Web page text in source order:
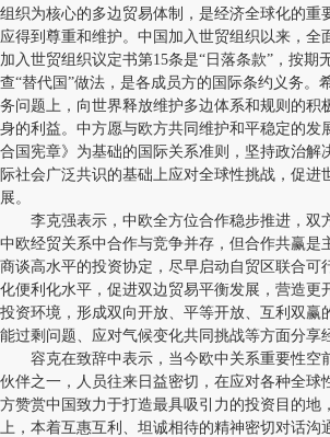
组织为核心的多边贸易体制，是经济全球化的重
应得到尊重和维护。中国加入世贸组织以来，全
加入世贸组织议定书第15条是“日落条款”，按期
查“替代国”做法，是各成员方的国际条约义务。
务问题上，向世界释放维护多边体系和规则的积
身的利益。中方愿与欧方共同维护和平稳定的发
合国宪章》为基础的国际关系准则，坚持政治解
际社会广泛共识的基础上应对全球性挑战，促进
展。
李克强表示，中欧全方位合作稳步推进，双
中欧经贸关系中合作与竞争并存，但合作共赢是
商谈高水平的投资协定，尽早启动自贸区联合可
化便利化水平，促进双边贸易平衡发展，营造更
投资环境，形成双向开放、平等开放、互利双赢
能过剩问题、应对气候变化共同挑战等方面分享
容克在致辞中表示，当今欧中关系重要性空
伙伴之一，人员往来日益密切，在应对各种全球
方赞赏中国致力于打造最具吸引力的投资目的地
上，本着互惠互利、坦诚相待的精神密切对话沟